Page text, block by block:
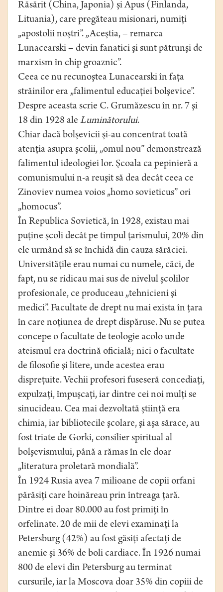
Răsărit (China, Japonia) şi Apus (Finlanda,
Lituania), care pregăteau misionari, numiţi
„apostolii noştri”. „Aceştia, – remarca
Lunacearski – devin fanatici şi sunt pătrunşi de
marxism în chip groaznic”.
Ceea ce nu recunoştea Lunacearski în faţa
străinilor era „falimentul educaţiei bolşevice”.
Despre aceasta scrie C. Grumăzescu în nr. 7 şi
18 din 1928 ale Luminătorului.
Chiar dacă bolşevicii şi-au concentrat toată
atenţia asupra şcolii, „omul nou” demonstrează
falimentul ideologiei lor. Şcoala ca pepinieră a
comunismului n-a reuşit să dea decât ceea ce
Zinoviev numea voios „homo sovieticus” ori
„homocus”.
În Republica Sovietică, în 1928, existau mai
puţine şcoli decât pe timpul ţarismului, 20% din
ele urmând să se închidă din cauza sărăciei.
Universităţile erau numai cu numele, căci, de
fapt, nu se ridicau mai sus de nivelul şcolilor
profesionale, ce produceau „tehnicieni şi
medici”. Facultate de drept nu mai exista în ţara
în care noţiunea de drept dispăruse. Nu se putea
concepe o facultate de teologie acolo unde
ateismul era doctrină oficială; nici o facultate
de filosofie şi litere, unde acestea erau
dispreţuite. Vechii profesori fuseseră concediaţi,
expulzaţi, împuşcaţi, iar dintre cei noi mulţi se
sinucideau. Cea mai dezvoltată ştiinţă era
chimia, iar bibliotecile şcolare, şi aşa sărace, au
fost triate de Gorki, consilier spiritual al
bolşevismului, până a rămas în ele doar
„literatura proletară mondială”.
În 1924 Rusia avea 7 milioane de copii orfani
părăsiţi care hoinăreau prin întreaga ţară.
Dintre ei doar 80.000 au fost primiţi în
orfelinate. 20 de mii de elevi examinaţi la
Petersburg (42%) au fost găsiţi afectaţi de
anemie şi 36% de boli cardiace. În 1926 numai
800 de elevi din Petersburg au terminat
cursurile, iar la Moscova doar 35% din copiii de